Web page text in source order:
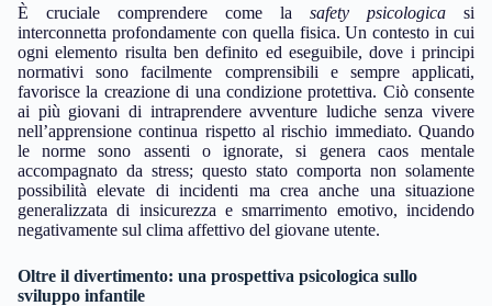
È cruciale comprendere come la safety psicologica si
interconnetta profondamente con quella fisica. Un contesto in cui
ogni elemento risulta ben definito ed eseguibile, dove i principi
normativi sono facilmente comprensibili e sempre applicati,
favorisce la creazione di una condizione protettiva. Ciò consente
ai più giovani di intraprendere avventure ludiche senza vivere
nell’apprensione continua rispetto al rischio immediato. Quando
le norme sono assenti o ignorate, si genera caos mentale
accompagnato da stress; questo stato comporta non solamente
possibilità elevate di incidenti ma crea anche una situazione
generalizzata di insicurezza e smarrimento emotivo, incidendo
negativamente sul clima affettivo del giovane utente.
Oltre il divertimento: una prospettiva psicologica sullo
sviluppo infantile